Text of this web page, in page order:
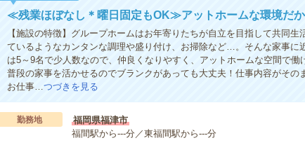
≪残業ほぼなし＊曜日固定もOK≫アットホームな環境だか
【施設の特徴】グループホームはお年寄りたちが自立を目指して共同
ているようなカンタンな調理や盛り付け、お掃除など…。そんな家事に
は5～9名で少人数なので、仲良くなりやすく、アットホームな空間で働
普段の家事を活かせるのでブランクがあっても大丈夫！仕事内容がその
お仕事…つづきを見る
勤務地
福岡県福津市
福間駅から---分／東福間駅から---分